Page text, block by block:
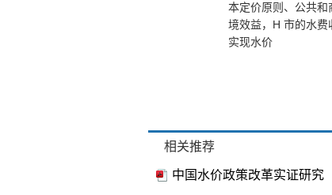
本定价原则、公共
境效益，H 市的水
实现水价
相关推荐
中国水价政策改革实证研究